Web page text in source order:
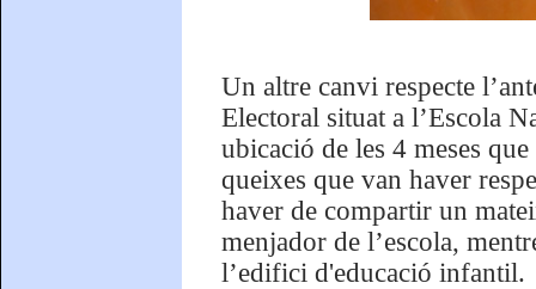
Un altre canvi respecte
Electoral situat a l’Escola
ubicació de les 4 meses
queixes que van haver
haver de compartir un
menjador de l’escola,
l’edifici d'educació infantil.